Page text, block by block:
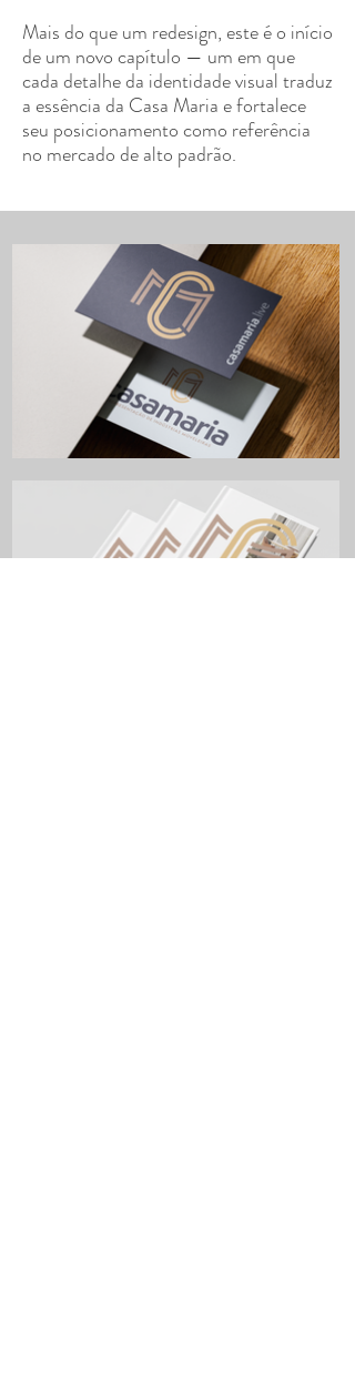
Mais do que um redesign, este é o início
de um novo capítulo — um em que
cada detalhe da identidade visual traduz
a essência da Casa Maria e fortalece
seu posicionamento como referência
no mercado de alto padrão.